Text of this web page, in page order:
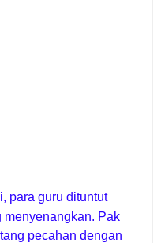
para guru dituntut
menyenangkan. Pak
pecahan dengan